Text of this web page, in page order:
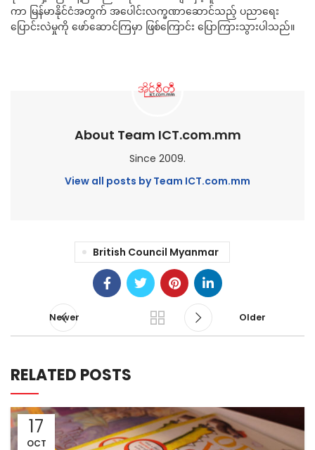
ကာ မြန်မာနိုင်ငံအတွက် အပေါင်းလက္ခဏာဆောင်သည့် ပညာရေး
ပြောင်းလဲမှုကို ဖော်ဆောင်ကြမှာ ဖြစ်ကြောင်း ပြောကြားသွားပါသည်။
About Team ICT.com.mm
Since 2009.
View all posts by Team ICT.com.mm
British Council Myanmar
Newer Older
RELATED POSTS
17
OCT